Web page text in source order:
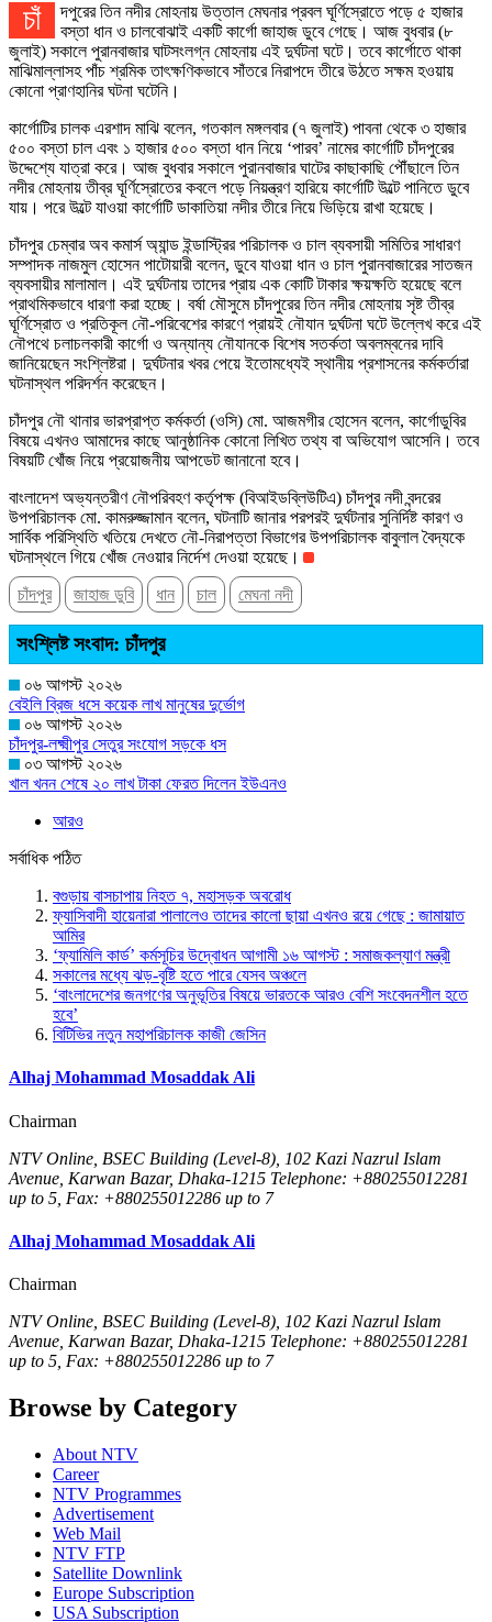
চাঁদপুরের তিন নদীর মোহনায় উত্তাল মেঘনার প্রবল ঘূর্ণিস্রোতে পড়ে ৫ হাজার
বস্তা ধান ও চালবোঝাই একটি কার্গো জাহাজ ডুবে গেছে। আজ বুধবার (৮
জুলাই) সকালে পুরানবাজার ঘাটসংলগ্ন মোহনায় এই দুর্ঘটনা ঘটে। তবে কার্গোতে থাকা
মাঝিমাল্লাসহ পাঁচ শ্রমিক তাৎক্ষণিকভাবে সাঁতরে নিরাপদে তীরে উঠতে সক্ষম হওয়ায়
কোনো প্রাণহানির ঘটনা ঘটেনি।
কার্গোটির চালক এরশাদ মাঝি বলেন, গতকাল মঙ্গলবার (৭ জুলাই) পাবনা থেকে ৩ হাজার
৫০০ বস্তা চাল এবং ১ হাজার ৫০০ বস্তা ধান নিয়ে ‘পারব’ নামের কার্গোটি চাঁদপুরের
উদ্দেশ্যে যাত্রা করে। আজ বুধবার সকালে পুরানবাজার ঘাটের কাছাকাছি পৌঁছালে তিন
নদীর মোহনায় তীব্র ঘূর্ণিস্রোতের কবলে পড়ে নিয়ন্ত্রণ হারিয়ে কার্গোটি উল্টে পানিতে ডুবে
যায়। পরে উল্টে যাওয়া কার্গোটি ডাকাতিয়া নদীর তীরে নিয়ে ভিড়িয়ে রাখা হয়েছে।
চাঁদপুর চেম্বার অব কমার্স অ্যান্ড ইন্ডাস্ট্রির পরিচালক ও চাল ব্যবসায়ী সমিতির সাধারণ
সম্পাদক নাজমুল হোসেন পাটোয়ারী বলেন, ডুবে যাওয়া ধান ও চাল পুরানবাজারের সাতজন
ব্যবসায়ীর মালামাল। এই দুর্ঘটনায় তাদের প্রায় এক কোটি টাকার ক্ষয়ক্ষতি হয়েছে বলে
প্রাথমিকভাবে ধারণা করা হচ্ছে। বর্ষা মৌসুমে চাঁদপুরের তিন নদীর মোহনায় সৃষ্ট তীব্র
ঘূর্ণিস্রোত ও প্রতিকূল নৌ-পরিবেশের কারণে প্রায়ই নৌযান দুর্ঘটনা ঘটে উল্লেখ করে এই
নৌপথে চলাচলকারী কার্গো ও অন্যান্য নৌযানকে বিশেষ সতর্কতা অবলম্বনের দাবি
জানিয়েছেন সংশ্লিষ্টরা। দুর্ঘটনার খবর পেয়ে ইতোমধ্যেই স্থানীয় প্রশাসনের কর্মকর্তারা
ঘটনাস্থল পরিদর্শন করেছেন।
চাঁদপুর নৌ থানার ভারপ্রাপ্ত কর্মকর্তা (ওসি) মো. আজমগীর হোসেন বলেন, কার্গোডুবির
বিষয়ে এখনও আমাদের কাছে আনুষ্ঠানিক কোনো লিখিত তথ্য বা অভিযোগ আসেনি। তবে
বিষয়টি খোঁজ নিয়ে প্রয়োজনীয় আপডেট জানানো হবে।
বাংলাদেশ অভ্যন্তরীণ নৌপরিবহণ কর্তৃপক্ষ (বিআইডব্লিউটিএ) চাঁদপুর নদী বন্দরের
উপপরিচালক মো. কামরুজ্জামান বলেন, ঘটনাটি জানার পরপরই দুর্ঘটনার সুনির্দিষ্ট কারণ ও
সার্বিক পরিস্থিতি খতিয়ে দেখতে নৌ-নিরাপত্তা বিভাগের উপপরিচালক বাবুলাল বৈদ্যকে
ঘটনাস্থলে গিয়ে খোঁজ নেওয়ার নির্দেশ দেওয়া হয়েছে।
চাঁদপুর
জাহাজ ডুবি ধান চাল মেঘনা নদী
সংশ্লিষ্ট সংবাদ: চাঁদপুর
০৬ আগস্ট ২০২৬
বেইলি ব্রিজ ধসে কয়েক লাখ মানুষের দুর্ভোগ
০৬ আগস্ট ২০২৬
চাঁদপুর-লক্ষ্মীপুর সেতুর সংযোগ সড়কে ধস
০৩ আগস্ট ২০২৬
খাল খনন শেষে ২০ লাখ টাকা ফেরত দিলেন ইউএনও
আরও
সর্বাধিক পঠিত
বগুড়ায় বাসচাপায় নিহত ৭, মহাসড়ক অবরোধ
ফ্যাসিবাদী হায়েনারা পালালেও তাদের কালো ছায়া এখনও রয়ে গেছে : জামায়াত
আমির
‘ফ্যামিলি কার্ড’ কর্মসূচির উদ্বোধন আগামী ১৬ আগস্ট : সমাজকল্যাণ মন্ত্রী
সকালের মধ্যে ঝড়-বৃষ্টি হতে পারে যেসব অঞ্চলে
‘বাংলাদেশের জনগণের অনুভূতির বিষয়ে ভারতকে আরও বেশি সংবেদনশীল হতে
হবে’
বিটিভির নতুন মহাপরিচালক কাজী জেসিন
Alhaj Mohammad Mosaddak Ali
Chairman
NTV Online, BSEC Building (Level-8), 102 Kazi Nazrul Islam
Avenue, Karwan Bazar, Dhaka-1215 Telephone: +880255012281
up to 5, Fax: +880255012286 up to 7
Alhaj Mohammad Mosaddak Ali
Chairman
NTV Online, BSEC Building (Level-8), 102 Kazi Nazrul Islam
Avenue, Karwan Bazar, Dhaka-1215 Telephone: +880255012281
up to 5, Fax: +880255012286 up to 7
Browse by Category
About NTV
Career
NTV Programmes
Advertisement
Web Mail
NTV FTP
Satellite Downlink
Europe Subscription
USA Subscription